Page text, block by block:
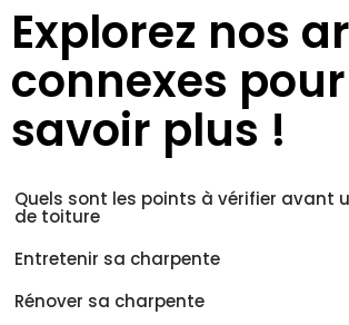
Explorez nos
connexes
savoir plus !
Quels sont les points à vérifier avant
de toiture
Entretenir sa charpente
Rénover sa charpente